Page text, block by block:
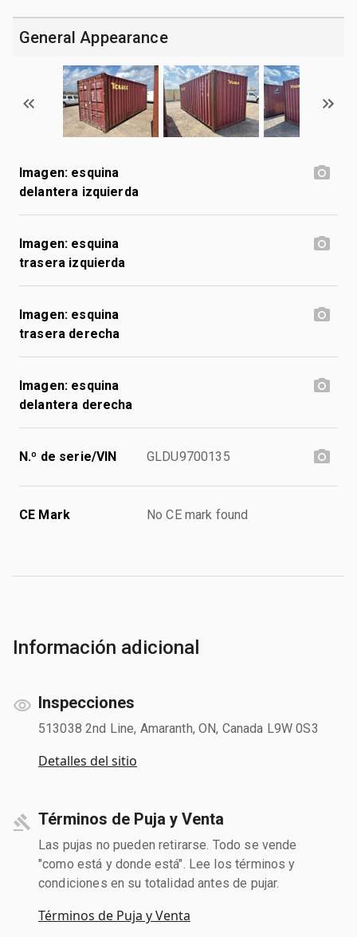
General Appearance
Imagen: esquina
delantera izquierda
Imagen: esquina
trasera izquierda
Imagen: esquina
trasera derecha
Imagen: esquina
delantera derecha
N.º de serie/VIN GLDU9700135
CE Mark No CE mark found
Información adicional
Inspecciones
513038 2nd Line, Amaranth, ON, Canada L9W 0S3
Detalles del sitio
Términos de Puja y Venta
Las pujas no pueden retirarse. Todo se vende
"como está y donde está". Lee los términos y
condiciones en su totalidad antes de pujar.
Términos de Puja y Venta